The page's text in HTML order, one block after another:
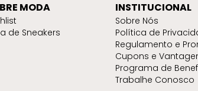
MODA
de Sneakers
INSTITUCIONAL
Sobre Nós
Política de
Regulamento e
Cupons e
Programa de
Trabalhe Conosco